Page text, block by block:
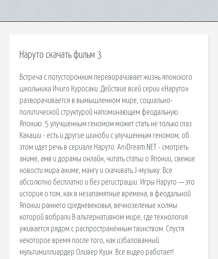
Наруто скачать фильм 3
Встреча с потусторонним переворачивает жизнь японского
школьника Ичиго Куросаки. Действие всей серии «Наруто»
разворачивается в вымышленном мире, социально-
политической структурой напоминающем феодальную
Японию. 5 улучшенным геномом может стать не только глаз
Какаши - есть и другие шиноби с улучшенным геномом, об
этом идет речь в сериале Наруто. AniDream.NET - смотреть
аниме, амв и дорамы онлайн, читать статьи о Японии, свежие
новости мира аниме, мангу и скачивать J-музыку. Все
абсолютно бесплатно и без регистрации. Игры Наруто — это
история о том, как в незапамятные времена, в феодальной
Японии раннего cредневековья, вечнозеленые холмы
которой вобрали В альтернативном мире, где технология
уживается рядом с распространённым таинством. Спустя
некоторое время после того, как избалованный
мультимиллиардер Оливер Куин. Все видео работает!